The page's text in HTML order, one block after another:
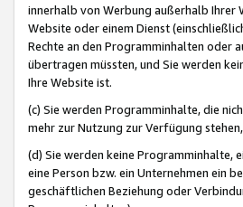
innerhalb von Werbung außerhalb
Website oder einem Dienst
Rechte an den Programminhalten oder
übertragen müssten, und Sie werden
Ihre Website ist.
(c) Sie werden Programminhalte, die
mehr zur Nutzung zur Verfügung
(d) Sie werden keine Programminhalte,
eine Person bzw. ein Unternehmen ein
geschäftlichen Beziehung oder